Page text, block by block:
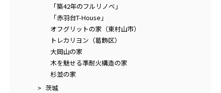
「築42年のフルリノベ」
「赤羽台T-House」
オフグリットの家（東村山市）
トレカリヨン（葛飾区）
大岡山の家
木を魅せる準耐火構造の家
杉並の家
茨城